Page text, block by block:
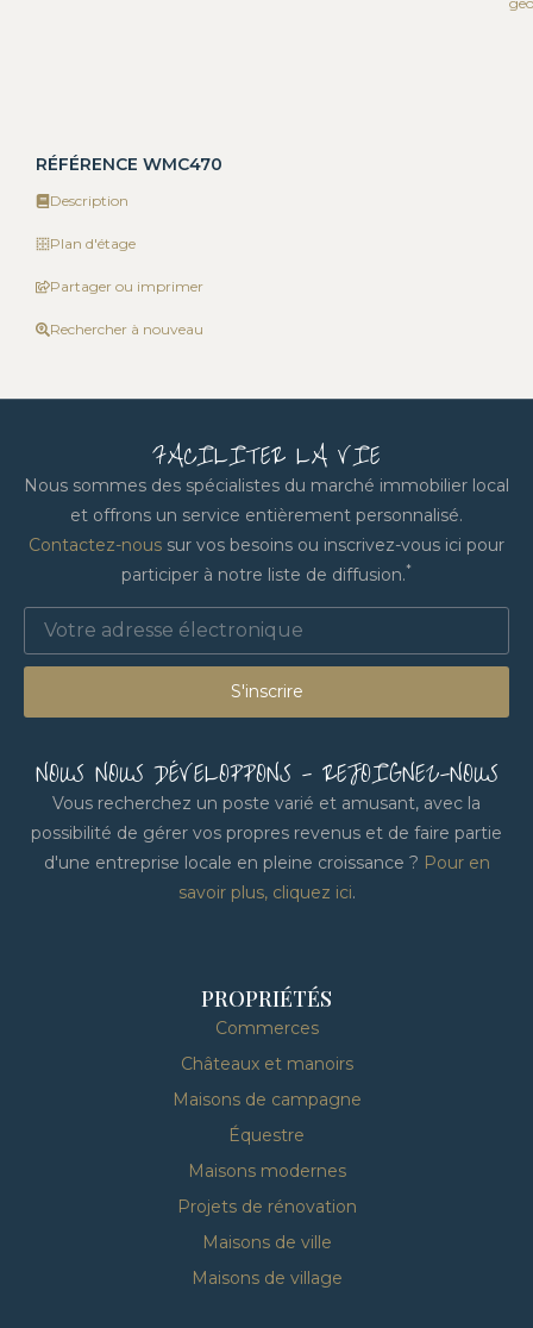
RÉFÉRENCE WMC470
Description
Plan d'étage
Partager ou imprimer
Rechercher à nouveau
FACILITER LA VIE
Nous sommes des spécialistes du marché immobilier local
et offrons un service entièrement personnalisé.
Contactez-nous sur vos besoins ou inscrivez-vous ici pour
participer à notre liste de diffusion.*
S'inscrire
NOUS NOUS DÉVELOPPONS - REJOIGNEZ-NOUS
Vous recherchez un poste varié et amusant, avec la
possibilité de gérer vos propres revenus et de faire partie
d'une entreprise locale en pleine croissance ? Pour en
savoir plus, cliquez ici.
PROPRIÉTÉS
Commerces
Châteaux et manoirs
Maisons de campagne
Équestre
Maisons modernes
Projets de rénovation
Maisons de ville
Maisons de village